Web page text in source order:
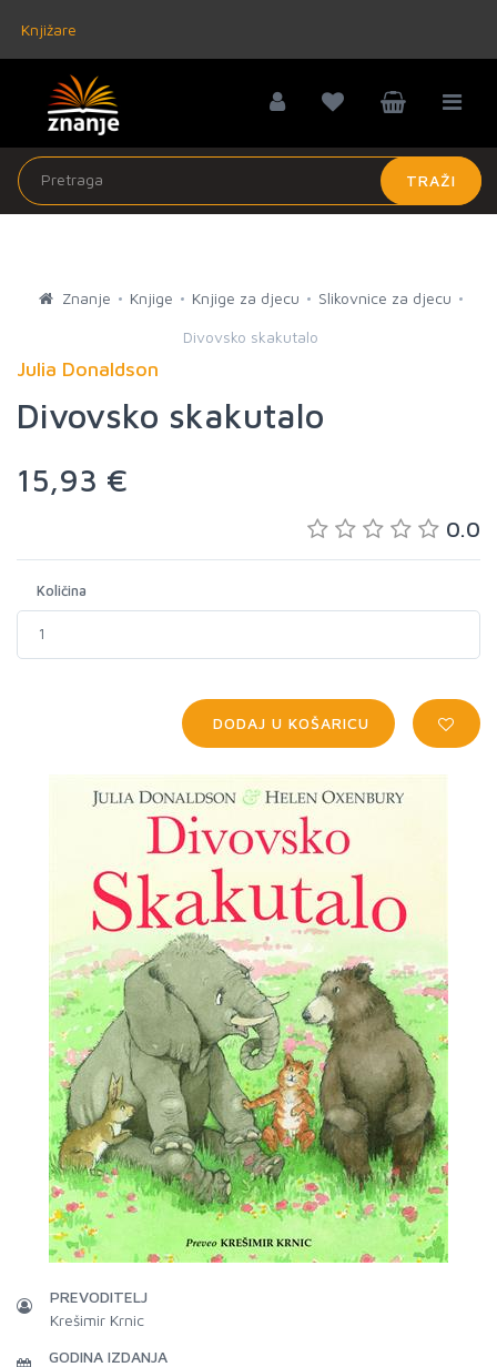
Knjižare
TRAŽI
Znanje Knjige Knjige za djecu Slikovnice za djecu
Divovsko skakutalo
Julia Donaldson
Divovsko skakutalo
15,93 €
0.0
Količina
DODAJ U KOŠARICU
PREVODITELJ
Krešimir Krnic
GODINA IZDANJA